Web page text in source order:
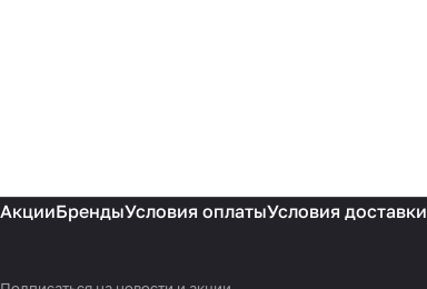
АкцииБрендыУсловия оплатыУсловия доставки